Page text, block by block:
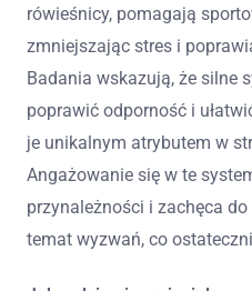
rówieśnicy, pomagają
zmniejszając stres i
Badania wskazują, że silne
poprawić odporność i
je unikalnym atrybutem w
Angażowanie się w te
przynależności i zachęca
temat wyzwań, co